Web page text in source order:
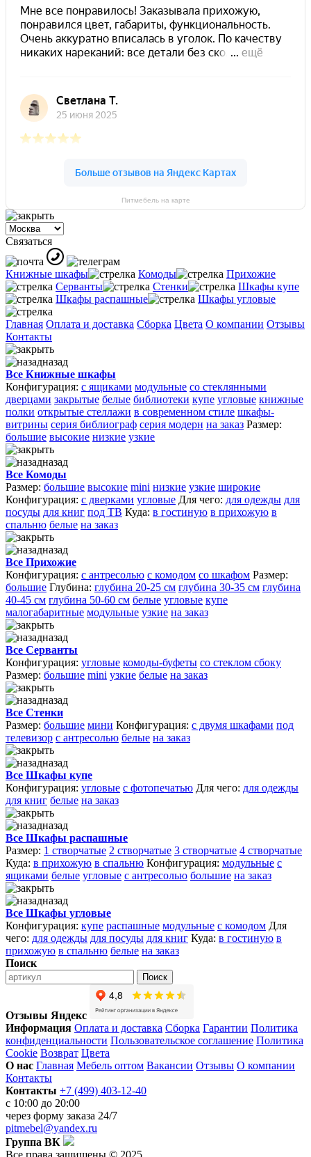
Питмебель на карте
Связаться
Книжные шкафы Комоды
Прихожие
Серванты
Стенки
Шкафы купе
Шкафы распашные
Шкафы угловые
Главная Оплата и доставка Сборка Цвета О компании Отзывы
Контакты
назад
Все Книжные шкафы
Конфигурация: с ящиками модульные со стеклянными
дверцами закрытые белые библиотеки купе угловые книжные
полки открытые стеллажи в современном стиле шкафы-
витрины серия библиограф серия модерн на заказ Размер:
большие высокие низкие узкие
назад
Все Комоды
Размер: большие высокие mini низкие узкие широкие
Конфигурация: с дверками угловые Для чего: для одежды для
посуды для книг под ТВ Куда: в гостиную в прихожую в
спальню белые на заказ
назад
Все Прихожие
Конфигурация: с антресолью с комодом со шкафом Размер:
большие Глубина: глубина 20-25 см глубина 30-35 см глубина
40-45 см глубина 50-60 см белые угловые купе
малогабаритные модульные узкие на заказ
назад
Все Серванты
Конфигурация: угловые комоды-буфеты со стеклом сбоку
Размер: большие mini узкие белые на заказ
назад
Все Стенки
Размер: большие мини Конфигурация: с двумя шкафами под
телевизор с антресолью белые на заказ
назад
Все Шкафы купе
Конфигурация: угловые с фотопечатью Для чего: для одежды
для книг белые на заказ
назад
Все Шкафы распашные
Размер: 1 створчатые 2 створчатые 3 створчатые 4 створчатые
Куда: в прихожую в спальню Конфигурация: модульные с
ящиками белые угловые с антресолью большие на заказ
назад
Все Шкафы угловые
Конфигурация: купе распашные модульные с комодом Для
чего: для одежды для посуды для книг Куда: в гостиную в
прихожую в спальню белые на заказ
Поиск
Поиск
Отзывы Яндекс
Информация Оплата и доставка Сборка Гарантии Политика
конфиденциальности Пользовательское соглашение Политика
Cookie Возврат Цвета
О нас Главная Мебель оптом Вакансии Отзывы О компании
Контакты
Контакты +7 (499) 403-12-40
с 10:00 до 20:00
через форму заказа 24/7
pitmebel@yandex.ru
Группа ВК
Все права защищены © 2025